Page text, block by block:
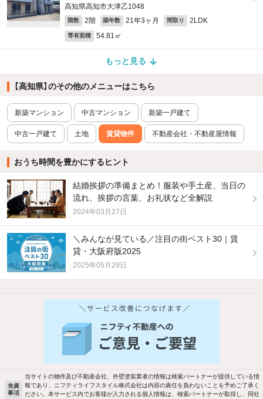
高知県高知市大津乙1048
階数 2階 築年数 21年3ヶ月 間取り 2LDK
専有面積 54.81㎡
もっと見る
【高知県】のその他のメニューはこちら
新築マンション 中古マンション 新築一戸建て
中古一戸建て 土地 賃貸物件 不動産会社・不動産屋情報
おうち時間を豊かにするヒント
結婚挨拶の準備まとめ！服装や手土産、当日の
流れ、挨拶の言葉、お礼状など全解説
2024年03月27日
＼みんなが見ている／注目の街ベスト30｜賃
貸・大阪府版2025
2025年05月29日
免責
事項
当サイトの物件及び不動産会社、外壁塗装業者の情報は検索パートナーが提供している情
報であり、ニフティライフスタイル株式会社は内容の責任を負わないことを予めご了承く
ださい。本サービス内でお客様が入力される個人情報は、検索パートナーが取得し、同社